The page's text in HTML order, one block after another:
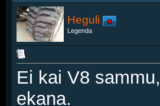
Heguli
Legenda
Ei kai V8
ekana.